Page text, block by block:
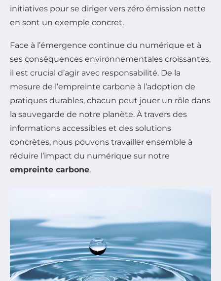
initiatives pour se diriger vers zéro émission nette
en sont un exemple concret.
Face à l’émergence continue du numérique et à
ses conséquences environnementales croissantes,
il est crucial d’agir avec responsabilité. De la
mesure de l’empreinte carbone à l’adoption de
pratiques durables, chacun peut jouer un rôle dans
la sauvegarde de notre planète. À travers des
informations accessibles et des solutions
concrètes, nous pouvons travailler ensemble à
réduire l’impact du numérique sur notre
empreinte carbone.